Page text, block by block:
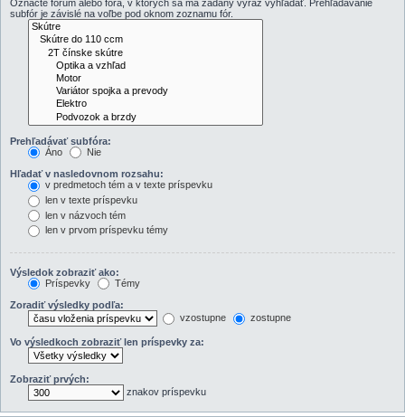
Označte fórum alebo fóra, v ktorých sa má zadaný výraz vyhľadať. Prehľadávanie
subfór je závislé na voľbe pod oknom zoznamu fór.
Prehľadávať subfóra:
Áno
Nie
Hľadať v nasledovnom rozsahu:
v predmetoch tém a v texte príspevku
len v texte príspevku
len v názvoch tém
len v prvom príspevku témy
Výsledok zobraziť ako:
Príspevky
Témy
Zoradiť výsledky podľa:
vzostupne
zostupne
Vo výsledkoch zobraziť len príspevky za:
Zobraziť prvých:
znakov príspevku